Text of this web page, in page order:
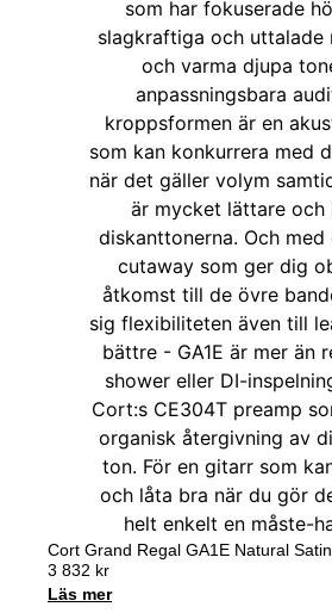
Cort Grand Regal GA1E Natural Satin
3 832 kr
Läs mer